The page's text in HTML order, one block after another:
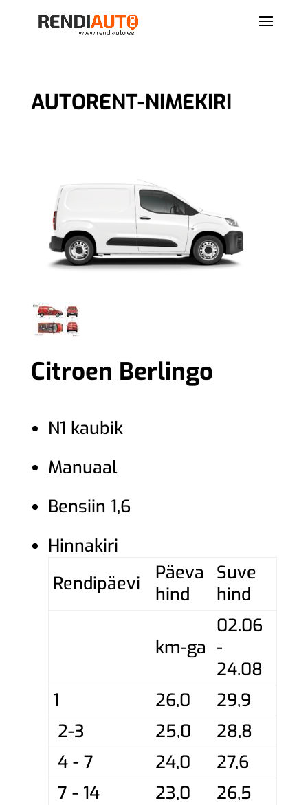
AUTORENT-NIMEKIRI
Citroen Berlingo
N1 kaubik
Manuaal
Bensiin 1,6
Hinnakiri
Rendipäevi
Päeva
hind
Suve
hind
km-ga
02.06
-
24.08
1
26,0
29,9
2-3
25,0
28,8
4 - 7
24,0
27,6
7 - 14
23,0
26,5